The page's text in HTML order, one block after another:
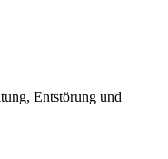
Entstörung und